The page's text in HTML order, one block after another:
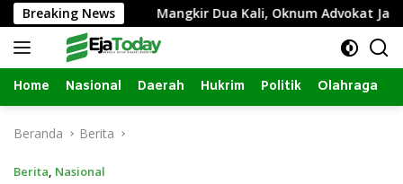
Langsung
ke
konten
Breaking News
Hukum Mangkir Dua Kali, Oknum Advokat Jadi DPO
Home Nasional Daerah Hukrim Politik Olahraga
Beranda Berita
Berita, Nasional